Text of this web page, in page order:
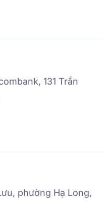
131 Trần
phường Hạ Long,